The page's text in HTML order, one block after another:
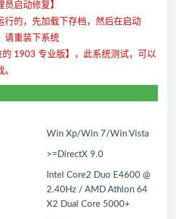
启动修复】
行的，先加载下存档，然后在启动
请重装下系统
1903 专业版】，此系统测试，可以
Win Xp/Win 7/Win Vista
>=DirectX 9.0
Intel Core2 Duo E4600 @
2.40Hz / AMD Athlon 64
X2 Dual Core 5000+